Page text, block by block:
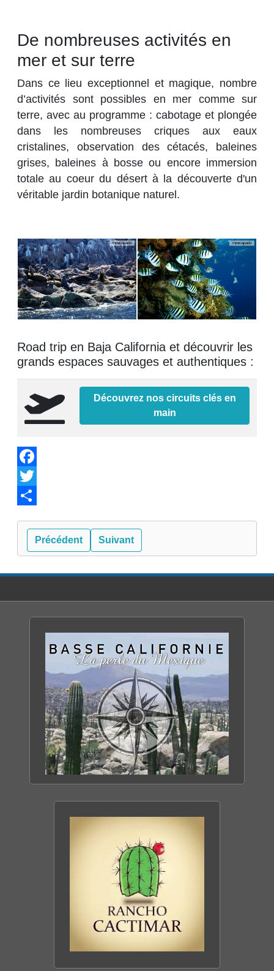
De nombreuses activités en
mer et sur terre
Dans ce lieu exceptionnel et magique, nombre
d’activités sont possibles en mer comme sur
terre, avec au programme : cabotage et plongée
dans les nombreuses criques aux eaux
cristalines, observation des cétacés, baleines
grises, baleines à bosse ou encore immersion
totale au coeur du désert à la découverte d'un
véritable jardin botanique naturel.
Road trip en Baja California et découvrir les
grands espaces sauvages et authentiques :
Découvrez nos circuits clés en
main
Facebook
Twitter
Précédent Suivant
TOUT SAVOIR SUR
LA BASSE CALIFORNIE
DÉCOUVRIR LE SITE